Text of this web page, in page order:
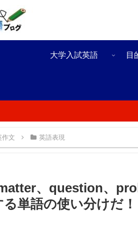
大学入試英語 目
作文 英語表現
、question、
単語の使い分けだ！